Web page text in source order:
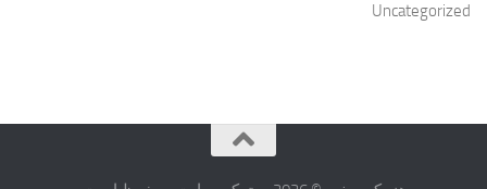
Uncategorized